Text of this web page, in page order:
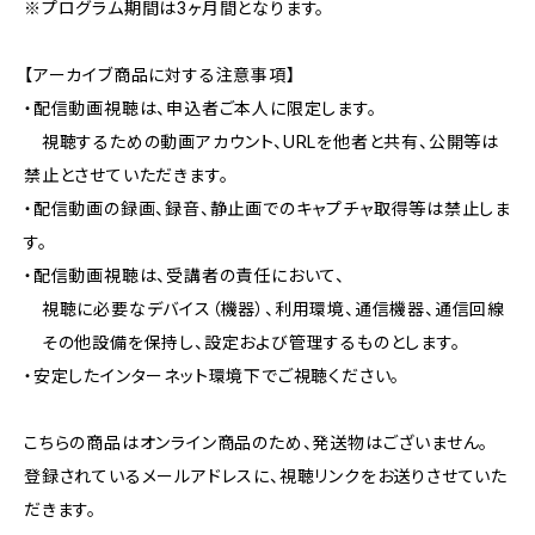
※プログラム期間は3ヶ月間となります。
【アーカイブ商品に対する注意事項】
・配信動画視聴は、申込者ご本人に限定します。
視聴するための動画アカウント、URLを他者と共有、公開等は
禁止とさせていただきます。
・配信動画の録画、録音、静止画でのキャプチャ取得等は禁止しま
す。
・配信動画視聴は、受講者の責任において、
視聴に必要なデバイス（機器）、利用環境、通信機器、通信回線
その他設備を保持し、設定および管理するものとします。
・安定したインターネット環境下でご視聴ください。
こちらの商品はオンライン商品のため、発送物はございません。
登録されているメールアドレスに、視聴リンクをお送りさせていた
だきます。